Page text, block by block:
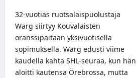
32-vuotias ruotsalaispuolustaja
Warg siirtyy Kouvalaisten
oranssipaitaan yksivuotisella
sopimuksella. Warg edusti viime
kaudella kahta SHL-seuraa, kun hän
aloitti kautensa Örebrossa, mutta